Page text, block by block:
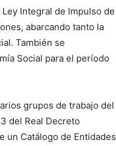
Integral de Impulso de
abarcando tanto la
También se
Social para el período
grupos de trabajo del
del Real Decreto
un Catálogo de Entidades